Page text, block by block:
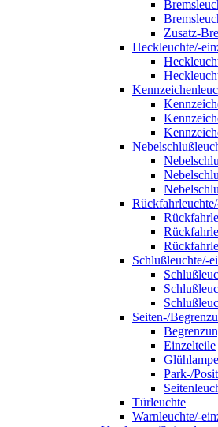
Zusatz-
Heckleuchte/-
Schlußleuchte/-
Seiten-/
Einzelteile
Glühlampe
Park-/
Türleuchte
Warnleuchte/-